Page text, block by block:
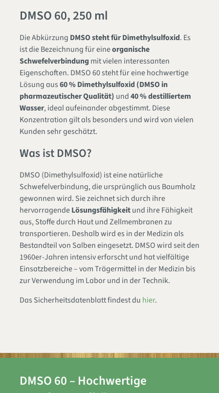
DMSO 60, 250 ml
Die Abkürzung DMSO steht für Dimethylsulfoxid. Es
ist die Bezeichnung für eineorganische
Schwefelverbindungmit vielen interessanten
Eigenschaften. DMSO 60 steht für eine hochwertige
Lösung aus60 % Dimethylsulfoxid (DMSO in
pharmazeutischer Qualität) und40 % destilliertem
Wasser, ideal aufeinander abgestimmt. Diese
Konzentration gilt als besonders und wird von vielen
Kunden sehr geschätzt.
Was ist DMSO?
DMSO (Dimethylsulfoxid) ist eine natürliche
Schwefelverbindung, die ursprünglich aus Baumholz
gewonnen wird. Sie zeichnet sich durch ihre
hervorragendeLösungsfähigkeitund ihre Fähigkeit
aus, Stoffe durch Haut und Zellmembranen zu
transportieren. Deshalb wird es in der Medizin als
Bestandteil von Salben eingesetzt. DMSO wird seit den
1960er-Jahren intensiv erforscht und hat vielfältige
Einsatzbereiche – vom Trägermittel in der Medizin bis
zur Verwendung im Labor und in der Technik.
Das Sicherheitsdatenblatt findest du hier.
DMSO 60 – Hochwertige